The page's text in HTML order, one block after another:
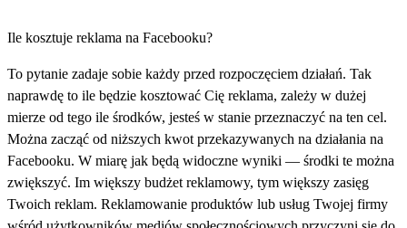
Ile kosztuje reklama na Facebooku?
To pytanie zadaje sobie każdy przed rozpoczęciem działań. Tak
naprawdę to ile będzie kosztować Cię reklama, zależy w dużej
mierze od tego ile środków, jesteś w stanie przeznaczyć na ten cel.
Można zacząć od niższych kwot przekazywanych na działania na
Facebooku. W miarę jak będą widoczne wyniki — środki te można
zwiększyć. Im większy budżet reklamowy, tym większy zasięg
Twoich reklam. Reklamowanie produktów lub usług Twojej firmy